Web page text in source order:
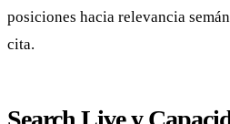
posiciones hacia relevancia
cita.